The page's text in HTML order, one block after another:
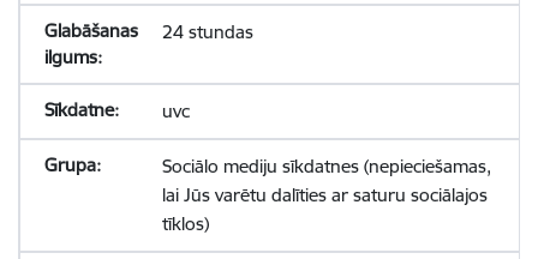
24 stundas
uvc
Sociālo mediju sīkdatnes (nepieciešamas,
lai Jūs varētu dalīties ar saturu sociālajos
tīklos)